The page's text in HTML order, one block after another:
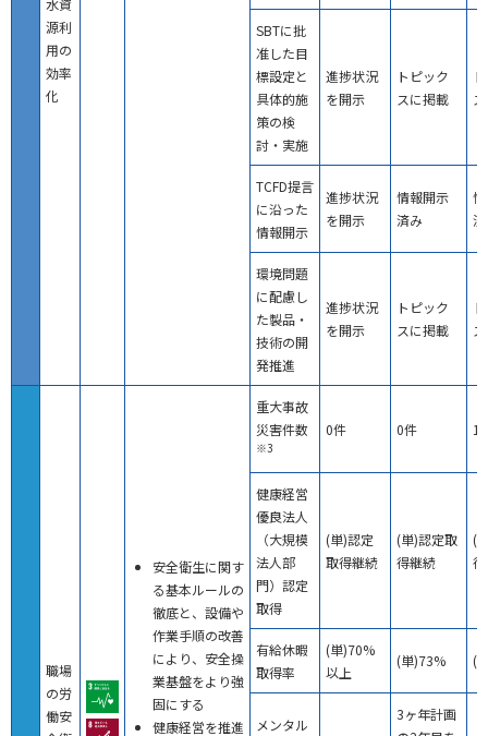
水資
源利
用の
効率
化
SBTに批
准した目
標設定と
具体的施
策の検
討・実施
進捗状況
を開示
トピック
スに掲載
TCFD提言
に沿った
情報開示
進捗状況
を開示
情報開示
済み
環境問題
に配慮し
た製品・
技術の開
発推進
進捗状況
を開示
トピック
スに掲載
職場
の労
働安
安全衛生に関す
る基本ルールの
徹底と、設備や
作業手順の改善
により、安全操
業基盤をより強
固にする
健康経営を推進
重大事故
災害件数
※3
0件 0件 1
健康経営
優良法人
（大規模
法人部
門）認定
取得
(単)認定
取得継続
(単)認定取
得継続
(
有給休暇
取得率
(単)70%
以上
(単)73% (
メンタル
3ヶ年計画